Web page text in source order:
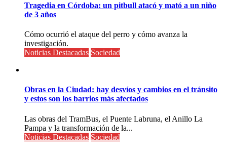
Tragedia en Córdoba: un pitbull atacó y mató a un niño
de 3 años
Cómo ocurrió el ataque del perro y cómo avanza la
investigación.
Noticias Destacadas Sociedad
Obras en la Ciudad: hay desvíos y cambios en el tránsito
y estos son los barrios más afectados
Las obras del TramBus, el Puente Labruna, el Anillo La
Pampa y la transformación de la...
Noticias Destacadas Sociedad